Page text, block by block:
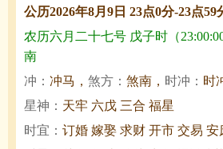
公历2026年8月9日 23点0分-23点59
农历六月二十七号 戊子时（
南
冲： 冲马， 煞方： 煞南， 时冲： 时
星神： 天牢 六戊 三合 福星
时宜： 订婚 嫁娶 求财 开市 交易 安